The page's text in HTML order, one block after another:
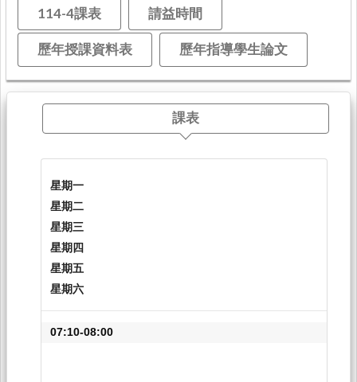
114-4課表 請益時間
歷年授課資料表 歷年指導學生論文
課表
星期一
星期二
星期三
星期四
星期五
星期六
07:10-08:00